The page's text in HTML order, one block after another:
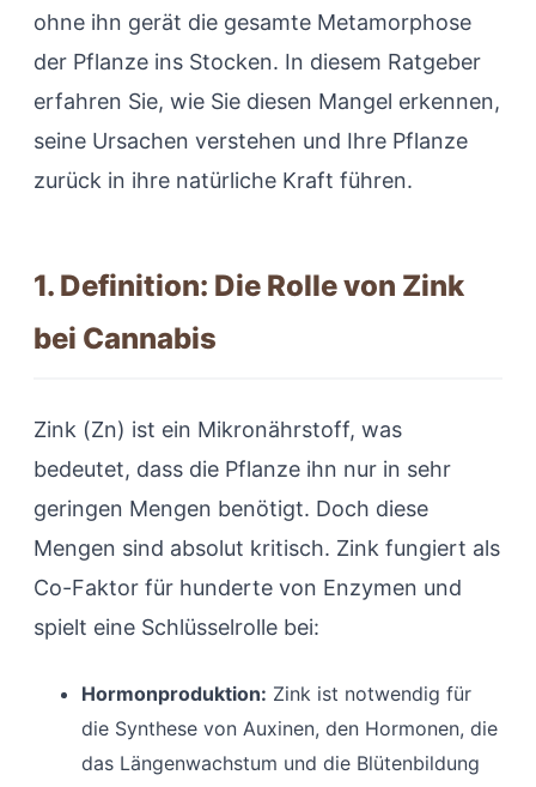
ohne ihn gerät die gesamte Metamorphose
der Pflanze ins Stocken. In diesem Ratgeber
erfahren Sie, wie Sie diesen Mangel erkennen,
seine Ursachen verstehen und Ihre Pflanze
zurück in ihre natürliche Kraft führen.
1. Definition: Die Rolle von Zink
bei Cannabis
Zink (Zn) ist ein Mikronährstoff, was
bedeutet, dass die Pflanze ihn nur in sehr
geringen Mengen benötigt. Doch diese
Mengen sind absolut kritisch. Zink fungiert als
Co-Faktor für hunderte von Enzymen und
spielt eine Schlüsselrolle bei:
Hormonproduktion: Zink ist notwendig für
die Synthese von Auxinen, den Hormonen, die
das Längenwachstum und die Blütenbildung